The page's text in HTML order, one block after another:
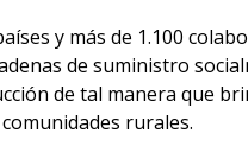
y más de 1.100
de suministro
de tal manera que
rurales.